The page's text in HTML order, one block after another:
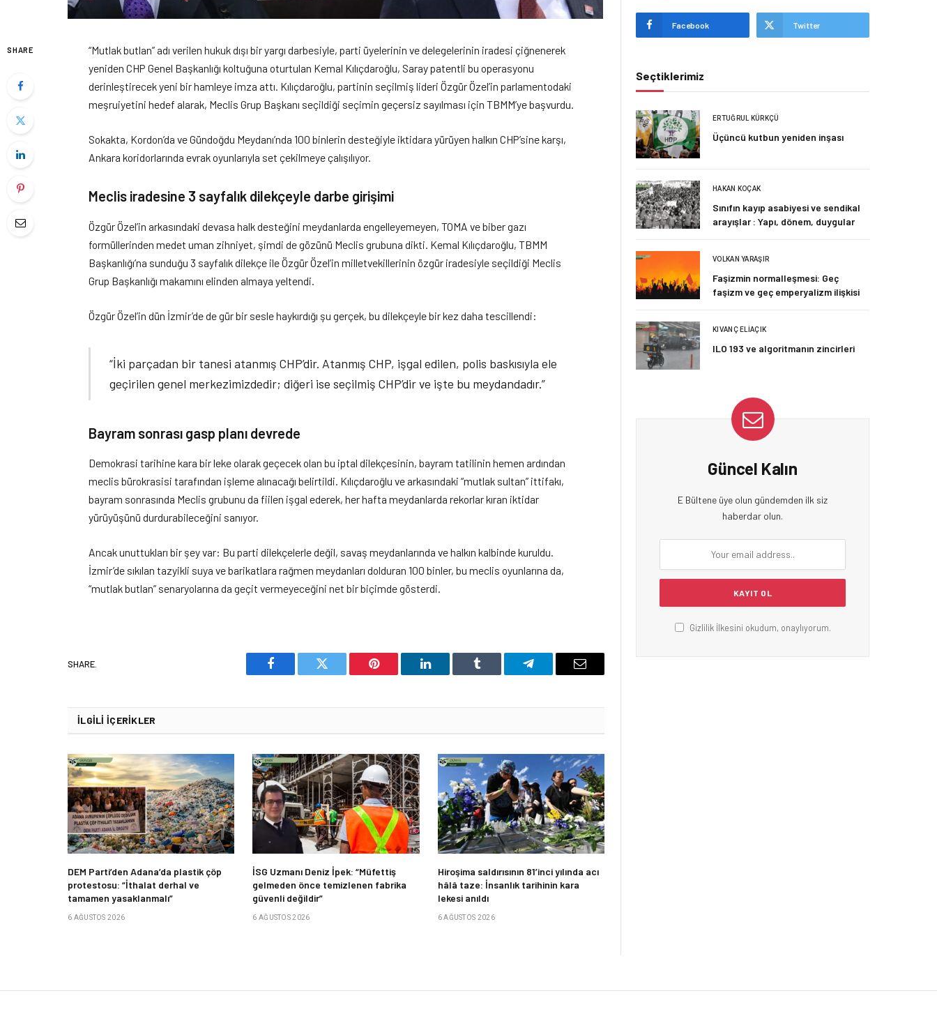
SHARE
“Mutlak butlan” adı verilen hukuk dışı bir yargı darbesiyle, parti üyelerinin ve delegelerinin iradesi çiğnenerek
yeniden CHP Genel Başkanlığı koltuğuna oturtulan Kemal Kılıçdaroğlu, Saray patentli bu operasyonu
derinleştirecek yeni bir hamleye imza attı. Kılıçdaroğlu, partinin seçilmiş lideri Özgür Özel’in parlamentodaki
meşruiyetini hedef alarak, Meclis Grup Başkanı seçildiği seçimin geçersiz sayılması için TBMM’ye başvurdu.
Sokakta, Kordon’da ve Gündoğdu Meydanı’nda 100 binlerin desteğiyle iktidara yürüyen halkın CHP’sine karşı,
Ankara koridorlarında evrak oyunlarıyla set çekilmeye çalışılıyor.
Meclis iradesine 3 sayfalık dilekçeyle darbe girişimi
Özgür Özel’in arkasındaki devasa halk desteğini meydanlarda engelleyemeyen, TOMA ve biber gazı
formüllerinden medet uman zihniyet, şimdi de gözünü Meclis grubuna dikti. Kemal Kılıçdaroğlu, TBMM
Başkanlığı’na sunduğu 3 sayfalık dilekçe ile Özgür Özel’in milletvekillerinin özgür iradesiyle seçildiği Meclis
Grup Başkanlığı makamını elinden almaya yeltendi.
Özgür Özel’in dün İzmir’de de gür bir sesle haykırdığı şu gerçek, bu dilekçeyle bir kez daha tescillendi:
“İki parçadan bir tanesi atanmış CHP’dir. Atanmış CHP, işgal edilen, polis baskısıyla ele
geçirilen genel merkezimizdedir; diğeri ise seçilmiş CHP’dir ve işte bu meydandadır.”
Bayram sonrası gasp planı devrede
Demokrasi tarihine kara bir leke olarak geçecek olan bu iptal dilekçesinin, bayram tatilinin hemen ardından
meclis bürokrasisi tarafından işleme alınacağı belirtildi. Kılıçdaroğlu ve arkasındaki “mutlak sultan” ittifakı,
bayram sonrasında Meclis grubunu da fiilen işgal ederek, her hafta meydanlarda rekorlar kıran iktidar
yürüyüşünü durdurabileceğini sanıyor.
Ancak unuttukları bir şey var: Bu parti dilekçelerle değil, savaş meydanlarında ve halkın kalbinde kuruldu.
İzmir’de sıkılan tazyikli suya ve barikatlara rağmen meydanları dolduran 100 binler, bu meclis oyunlarına da,
“mutlak butlan” senaryolarına da geçit vermeyeceğini net bir biçimde gösterdi.
SHARE.
Facebook Twitter Pinterest LinkedIn Tumblr Telegram Email
İLGILI İÇERIKLER
DEM Parti’den Adana’da plastik çöp
protestosu: “İthalat derhal ve
tamamen yasaklanmalı”
6 AĞUSTOS 2026
İSG Uzmanı Deniz İpek: “Müfettiş
gelmeden önce temizlenen fabrika
güvenli değildir”
6 AĞUSTOS 2026
Hiroşima saldırısının 81’inci yılında acı
hâlâ taze: İnsanlık tarihinin kara
lekesi anıldı
6 AĞUSTOS 2026
Facebook Twitter
Seçtiklerimiz
ERTUĞRUL KÜRKÇÜ
Üçüncü kutbun yeniden inşası
HAKAN KOÇAK
Sınıfın kayıp asabiyesi ve sendikal
arayışlar : Yapı, dönem, duygular
VOLKAN YARAŞIR
Faşizmin normalleşmesi: Geç
faşizm ve geç emperyalizm ilişkisi
KIVANÇ ELIAÇIK
ILO 193 ve algoritmanın zincirleri
Güncel Kalın
E Bültene üye olun gündemden ilk siz
haberdar olun.
Gizlilik İlkesini okudum, onaylıyorum.